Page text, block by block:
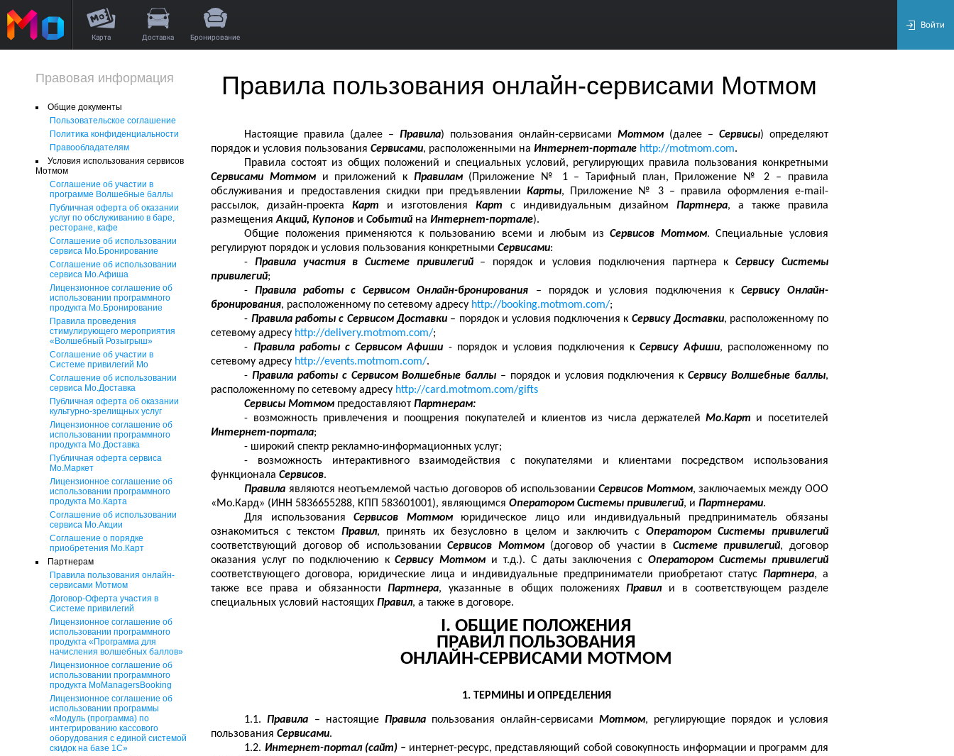
Карта Доставка Бронирование
Войти
Правовая информация
Общие документы
Пользовательское соглашение
Политика конфиденциальности
Правообладателям
Условия использования сервисов
Мотмом
Соглашение об участии в
программе Волшебные баллы
Публичная оферта об оказании
услуг по обслуживанию в баре,
ресторане, кафе
Соглашение об использовании
сервиса Мо.Бронирование
Соглашение об использовании
сервиса Мо.Афиша
Лицензионное соглашение об
использовании программного
продукта Мо.Бронирование
Правила проведения
стимулирующего мероприятия
«Волшебный Розыгрыш»
Соглашение об участии в
Системе привилегий Мо
Соглашение об использовании
сервиса Мо.Доставка
Публичная оферта об оказании
культурно-зрелищных услуг
Лицензионное соглашение об
использовании программного
продукта Мо.Доставка
Публичная оферта сервиса
Мо.Маркет
Лицензионное соглашение об
использовании программного
продукта Мо.Карта
Соглашение об использовании
сервиса Мо.Акции
Соглашение о порядке
приобретения Мо.Карт
Партнерам
Правила пользования онлайн-
сервисами Мотмом
Договор-Оферта участия в
Системе привилегий
Лицензионное соглашение об
использовании программного
продукта «Программа для
начисления волшебных баллов»
Лицензионное соглашение об
использовании программного
продукта MoManagersBooking
Лицензионное соглашение об
использовании программы
«Модуль (программа) по
интегрированию кассового
оборудования с единой системой
скидок на базе 1С»
Правила пользования онлайн-сервисами Мотмом
Настоящие правила (далее –Правила) пользования онлайн-сервисами Мотмом(далее – Сервисы) определяют
порядок и условия пользованияСервисами, расположенными наИнтернет-портале http://motmom.com.
Правила состоят из общих положений и специальных условий, регулирующих правила пользования конкретными
Сервисами Мотмом и приложений к Правилам (Приложение № 1 – Тарифный план, Приложение № 2 – правила
обслуживания и предоставления скидки при предъявлении Карты, Приложение № 3 – правила оформления e-mail -
рассылок, дизайн-проектаКарт и изготовленияКартс индивидуальным дизайном Партнера, а также правила
размещенияАкций, Купонов иСобытий наИнтернет-портале).
Общие положения применяются к пользованию всеми и любым изСервисов Мотмом. Специальные условия
регулируют порядок и условия пользования конкретнымиСервисами:
-Правила участия в Системе привилегий– порядок и условия подключения партнера к Сервису Системы
привилегий;
-Правила работы с Сервисом Онлайн-бронирования – порядок и условия подключения к Сервису Онлайн-
бронирования, расположенному по сетевому адресу http://booking.motmom.com/;
- Правила работы с Сервисом Доставки – порядок и условия подключения к Сервису Доставки, расположенному по
сетевому адресу http://delivery.motmom.com/;
- Правила работы с Сервисом Афиши - порядок и условия подключения кСервису Афиши, расположенному по
сетевому адресу http://events.motmom.com/.
-Правила работы с Сервисом Волшебные баллы – порядок и условия подключения кСервису Волшебные баллы,
расположенному по сетевому адресу http://card.motmom.com/gifts
Сервисы Мотмом предоставляютПартнерам:
- возможность привлечения и поощрения покупателей и клиентов из числа держателейМо.Карт и посетителей
Интернет-портала;
- широкий спектр рекламно-информационных услуг;
- возможность интерактивного взаимодействия с покупателями и клиентами посредством использования
функционалаСервисов.
Правила являются неотъемлемой частью договоров об использованииСервисов Мотмом, заключаемых между ООО
«Мо.Кард» (ИНН 5836655288, КПП 583601001), являющимсяОператором Системы привилегий, иПартнерами.
Для использованияСервисов Мотмомюридическое лицо или индивидуальный предприниматель обязаны
ознакомиться с текстомПравил, принять их безусловно в целом и заключить с Оператором Системы привилегий
соответствующий договор об использованииСервисов Мотмом (договор об участии в Системе привилегий, договор
оказания услуг по подключению кСервису Мотмом и т.д.). С даты заключения сОператором Системы привилегий
соответствующего договора, юридические лица и индивидуальные предприниматели приобретают статус Партнера, а
также все права и обязанностиПартнера, указанные в общих положенияхПравили в соответствующем разделе
специальных условий настоящихПравил, а также в договоре.
I. ОБЩИЕ ПОЛОЖЕНИЯ
ПРАВИЛ ПОЛЬЗОВАНИЯ
ОНЛАЙН-СЕРВИСАМИ МОТМОМ
1. ТЕРМИНЫ И ОПРЕДЕЛЕНИЯ
1.1.Правила – настоящие Правила пользования онлайн-сервисамиМотмом, регулирующие порядок и условия
пользованияСервисами.
1.2. Интернет-портал (сайт) – интернет-ресурс, представляющий собой совокупность информации и программ для